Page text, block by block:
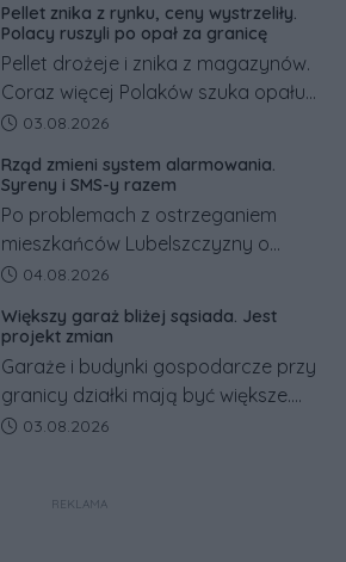
tym zmianom zyskają.
Pellet znika z rynku, ceny wystrzeliły.
Polacy ruszyli po opał za granicę
Pellet drożeje i znika z magazynów.
Coraz więcej Polaków szuka opału
za granicą, gdzie bywa nawet
Co się dzieje?
Data dodania artykułu:
03.08.2026
Rząd zmieni system alarmowania.
Syreny i SMS-y razem
Po problemach z ostrzeganiem
mieszkańców Lubelszczyzny o
rosyjskim zagrożeniu rząd
alarmowych, alertów RCB i aplikacji
w jeden system.
Data dodania artykułu:
04.08.2026
Większy garaż bliżej sąsiada. Jest
projekt zmian
Garaże i budynki gospodarcze przy
granicy działki mają być większe.
Projekt zaostrza też zasady
Data dodania artykułu:
03.08.2026
REKLAMA